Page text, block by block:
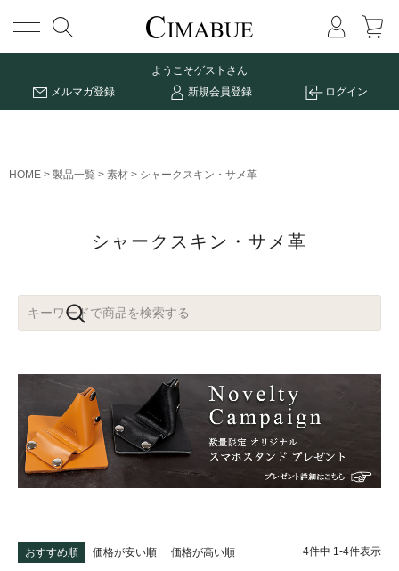
メニュー
ようこそゲストさん
メルマガ登録
新規会員登録 ログイン
HOME 製品一覧 素材 シャークスキン・サメ革
シャークスキン・サメ革
おすすめ順 価格が安い順 価格が高い順 4件中 1-4件表示